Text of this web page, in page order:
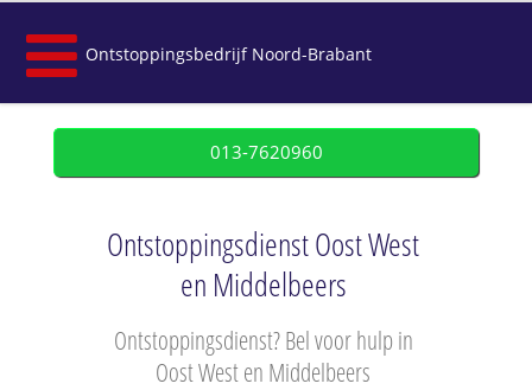
Ontstoppingsbedrijf Noord-Brabant
013-7620960
Ontstoppingsdienst Oost West
en Middelbeers
Ontstoppingsdienst? Bel voor hulp in
Oost West en Middelbeers